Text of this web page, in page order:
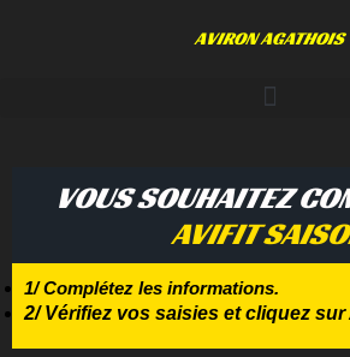
AVIRON AGATHOIS
VOUS SOUHAITEZ
AVIFIT
1/ Complétez les informations.
2/ Vérifiez vos saisies et cliquez sur